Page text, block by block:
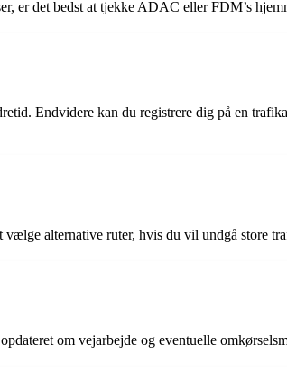
er det bedst at tjekke ADAC eller FDM’s
Endvidere kan du registrere dig på en
alternative ruter, hvis du vil undgå store
om vejarbejde og eventuelle